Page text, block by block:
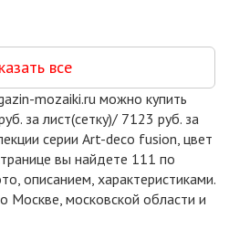
все
mozaiki.ru можно купить
за лист(сетку)/ 7123 руб. за
серии Art-deco fusion, цвет
вы найдете 111 по
описанием, характеристиками.
Москве, московской области и